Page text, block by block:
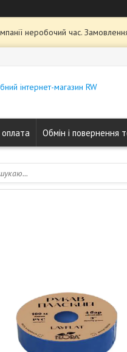
неробочий час.
інтернет-магазин RW
Обмін і повернення